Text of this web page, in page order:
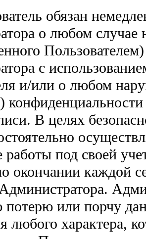
обязан
о любом случае
с
и/или о любом
В целях
работы под своей
окончании каждой
или порчу
любого характера,